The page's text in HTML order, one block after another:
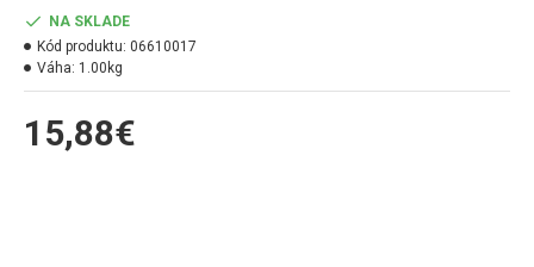
15,88€
NA SKLADE
Kód produktu: 06610017
Váha: 1.00kg